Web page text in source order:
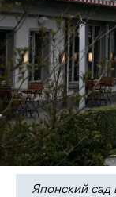
Японский сад